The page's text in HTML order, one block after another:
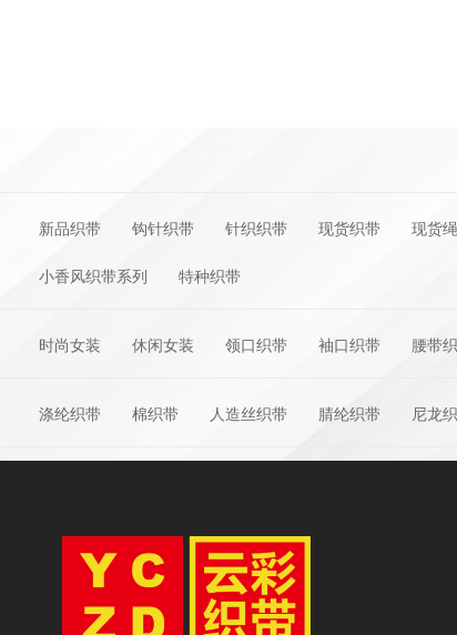
新品织带 钩针织带 针织织带 现货织带 现货
小香风织带系列 特种织带
时尚女装 休闲女装 领口织带 袖口织带 腰带
涤纶织带 棉织带 人造丝织带 腈纶织带 尼龙